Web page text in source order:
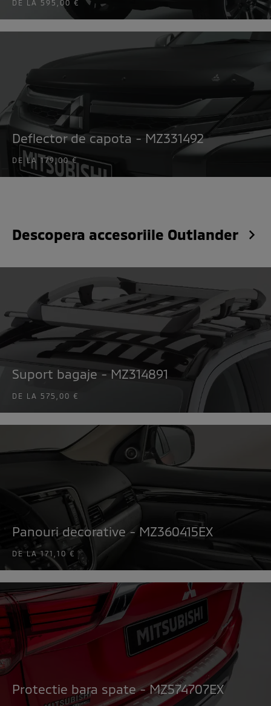
DE LA 595,00 €
Deflector de capota - MZ331492
DE LA179,00 €
Descopera accesoriile Outlander
Suport bagaje - MZ314891
DE LA 575,00 €
Panouri decorative - MZ360415EX
DE LA171,10 €
Protectie bara spate - MZ574707EX